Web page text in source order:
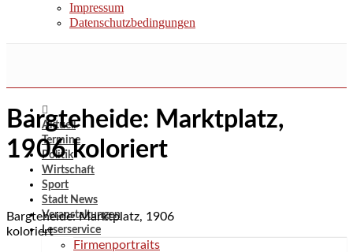
Impressum
Datenschutzbedingungen
Aktuell
Termine
Politik
Wirtschaft
Sport
Stadt News
Veranstaltungen
Leserservice
Firmenportraits
Bargteheide: Marktplatz,
1906 koloriert
Bargteheide: Marktplatz, 1906
koloriert